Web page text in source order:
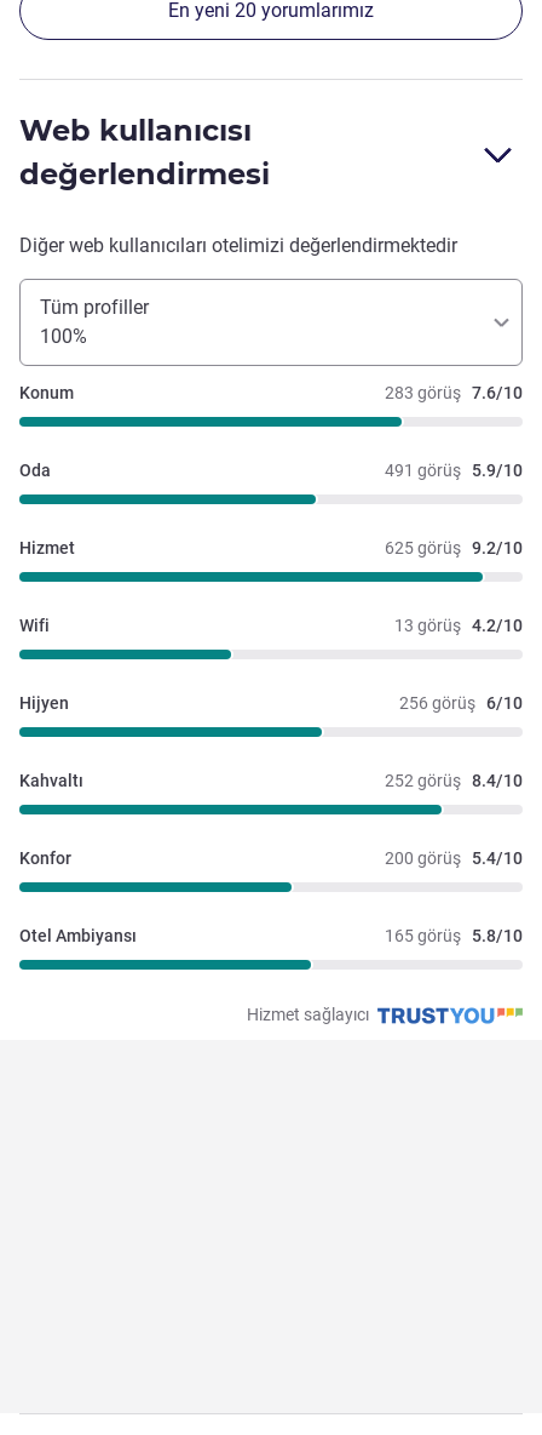
En yeni 20 yorumlarımız
Web kullanıcısı
değerlendirmesi
Diğer web kullanıcıları otelimizi değerlendirmektedir
Tüm profiller
100%
283 görüş 7.6/10
Konum
491 görüş 5.9/10
Oda
625 görüş 9.2/10
Hizmet
13 görüş 4.2/10
Wifi
256 görüş 6/10
Hijyen
252 görüş 8.4/10
Kahvaltı
200 görüş 5.4/10
Konfor
165 görüş 5.8/10
Otel Ambiyansı
Hizmet sağlayıcı